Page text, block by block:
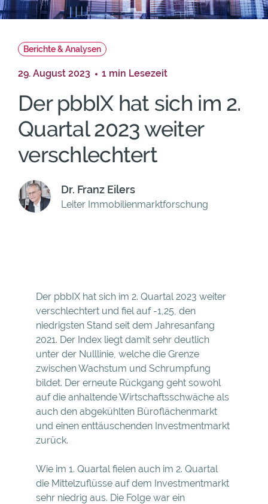
Berichte & Analysen
29. August 2023 1 min Lesezeit
Der pbbIX hat sich im 2.
Quartal 2023 weiter
verschlechtert
Dr. Franz Eilers
Leiter Immobilienmarktforschung
Der pbbIX hat sich im 2. Quartal 2023 weiter
verschlechtert und fiel auf -1,25, den
niedrigsten Stand seit dem Jahresanfang
2021. Der Index liegt damit sehr deutlich
unter der Nulllinie, welche die Grenze
zwischen Wachstum und Schrumpfung
bildet. Der erneute Rückgang geht sowohl
auf die anhaltende Wirtschaftsschwäche als
auch den abgekühlten Büroflächenmarkt
und einen enttäuschenden Investmentmarkt
zurück.
Wie im 1. Quartal fielen auch im 2. Quartal
die Mittelzuflüsse auf dem Investmentmarkt
sehr niedrig aus. Die Folge war ein